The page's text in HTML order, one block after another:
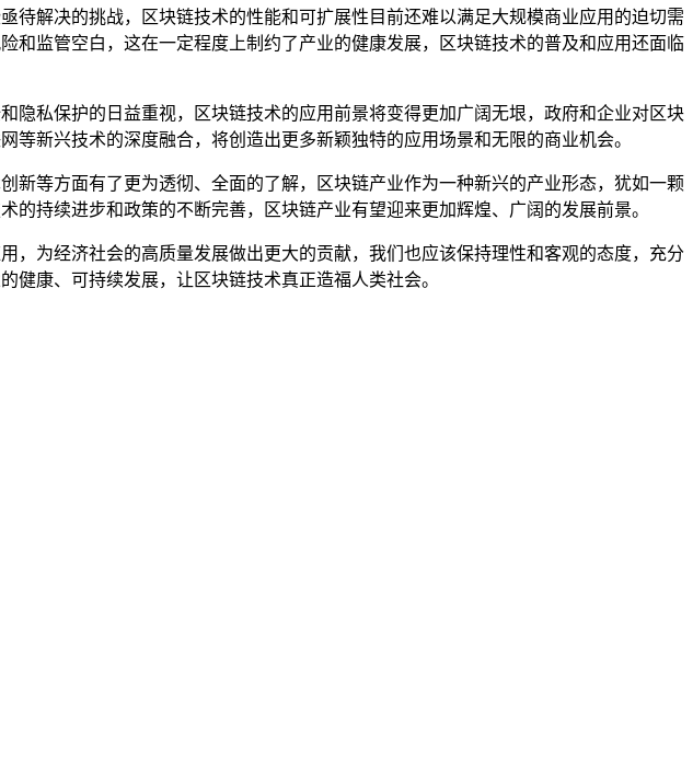
解决的挑战，区块链技术的性能和可扩展性目前还难以满足大规模商业应用的迫切需
监管空白，这在一定程度上制约了产业的健康发展，区块链技术的普及和应用还面临
私保护的日益重视，区块链技术的应用前景将变得更加广阔无垠，政府和企业对区块
新兴技术的深度融合，将创造出更多新颖独特的应用场景和无限的商业机会。
等方面有了更为透彻、全面的了解，区块链产业作为一种新兴的产业形态，犹如一颗
持续进步和政策的不断完善，区块链产业有望迎来更加辉煌、广阔的发展前景。
为经济社会的高质量发展做出更大的贡献，我们也应该保持理性和客观的态度，充分
康、可持续发展，让区块链技术真正造福人类社会。